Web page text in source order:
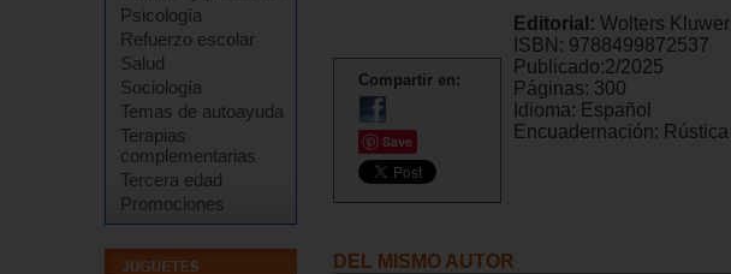
Psicología
Refuerzo escolar
Salud
Sociología
Temas de autoayuda
Terapias
complementarias
Tercera edad
Promociones
Compartir en:
Save
Editorial: Wolters Kluwer
ISBN: 9788499872537
Publicado:2/2025
Páginas: 300
Idioma: Español
Encuadernación: Rústica
DEL MISMO AUTOR